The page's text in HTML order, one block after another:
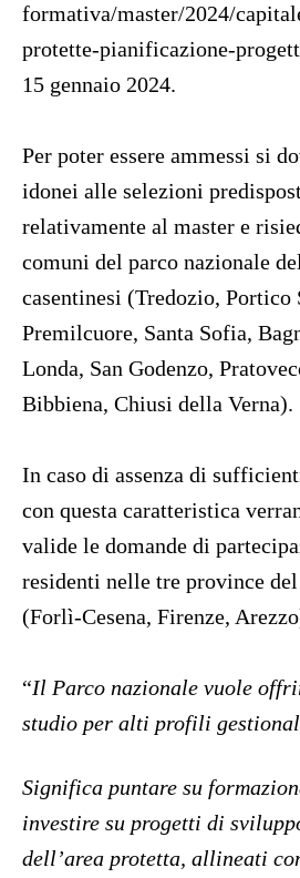
formativa/master/2024/
protette-pianificazione-
15 gennaio 2024.
Per poter essere ammessi si
idonei alle selezioni
relativamente al master e
comuni del parco nazionale
casentinesi (Tredozio, Portico
Premilcuore, Santa Sofia,
Londa, San Godenzo,
Bibbiena, Chiusi della Verna).
In caso di assenza di
con questa caratteristica
valide le domande di
residenti nelle tre province
(Forlì-Cesena, Firenze,
“Il Parco nazionale vuole
studio per alti profili
Significa puntare su
investire su progetti di
dell’area protetta, allineati